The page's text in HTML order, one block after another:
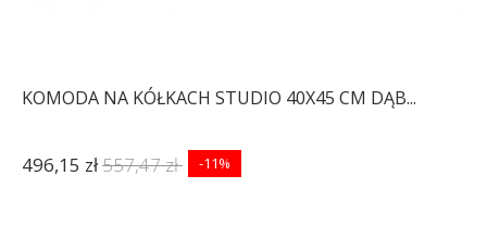
KOMODA NA KÓŁKACH STUDIO 40X45 CM DĄB...
496,15 zł557,47 zł -11%